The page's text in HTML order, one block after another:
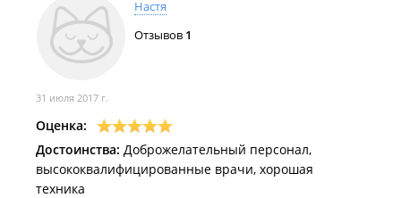
Настя
Отзывов 1
31 июля 2017 г.
Оценка:
Достоинства: Доброжелательный персонал,
высококвалифицированные врачи, хорошая
техника